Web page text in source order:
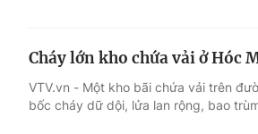
Cháy lớn kho chứa vải ở Hóc
VTV.vn - Một kho bãi chứa vải trên
bốc cháy dữ dội, lửa lan rộng, bao